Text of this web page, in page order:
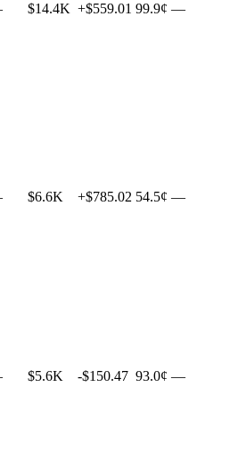
$14.4K +$559.01 99.9¢ —
$6.6K +$785.02 54.5¢ —
$5.6K -$150.47 93.0¢ —